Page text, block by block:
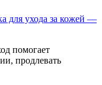
для ухода за кожей —
помогает
продлевать